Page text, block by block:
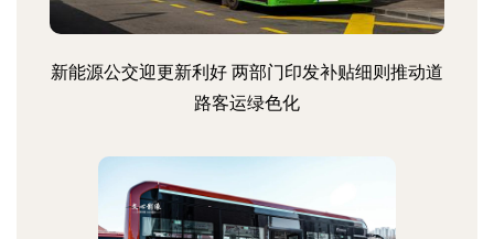
新能源公交迎更新利好 两部门印发补贴细则推动道
路客运绿色化